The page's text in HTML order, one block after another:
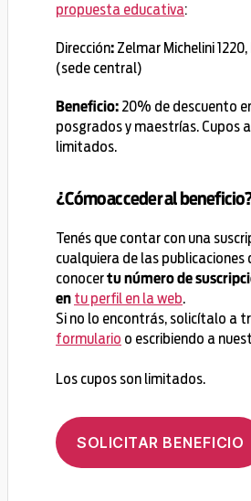
propuesta educativa:
Dirección: Zelmar Michelini
(sede central)
Beneficio: 20% de descuento
posgrados y maestrías. Cupos
limitados.
¿Cómo acceder al
Tenés que contar con una
cualquiera de las publicaciones
conocertu número de
en tu perfil en la web.
Si no lo encontrás, solicítalo a
formulario o escribiendo a
Los cupos son limitados.
SOLICITAR BENEFICIO